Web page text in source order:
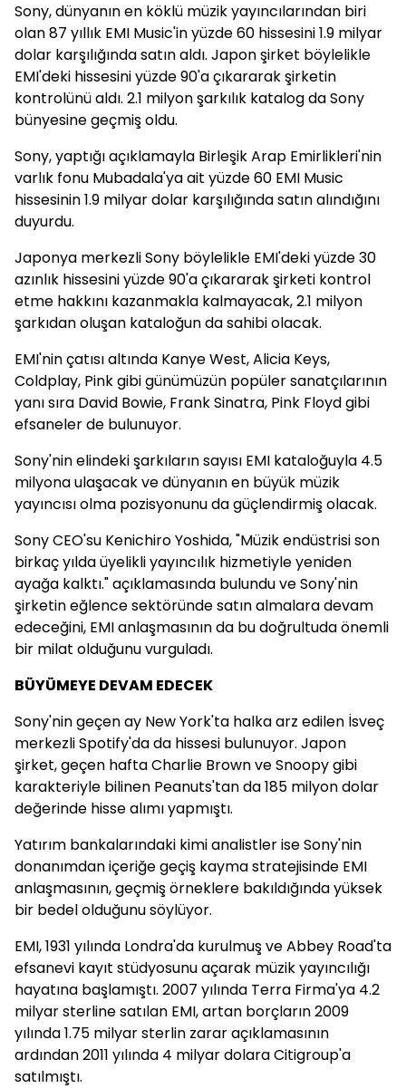
Sony, dünyanın en köklü müzik yayıncılarından biri
olan 87 yıllık EMI Music'in yüzde 60 hissesini 1.9 milyar
dolar karşılığında satın aldı. Japon şirket böylelikle
EMI'deki hissesini yüzde 90'a çıkararak şirketin
kontrolünü aldı. 2.1 milyon şarkılık katalog da Sony
bünyesine geçmiş oldu.
Sony, yaptığı açıklamayla Birleşik Arap Emirlikleri'nin
varlık fonu Mubadala'ya ait yüzde 60 EMI Music
hissesinin 1.9 milyar dolar karşılığında satın alındığını
duyurdu.
Japonya merkezli Sony böylelikle EMI'deki yüzde 30
azınlık hissesini yüzde 90'a çıkararak şirketi kontrol
etme hakkını kazanmakla kalmayacak, 2.1 milyon
şarkıdan oluşan kataloğun da sahibi olacak.
EMI'nin çatısı altında Kanye West, Alicia Keys,
Coldplay, Pink gibi günümüzün popüler sanatçılarının
yanı sıra David Bowie, Frank Sinatra, Pink Floyd gibi
efsaneler de bulunuyor.
Sony'nin elindeki şarkıların sayısı EMI kataloğuyla 4.5
milyona ulaşacak ve dünyanın en büyük müzik
yayıncısı olma pozisyonunu da güçlendirmiş olacak.
Sony CEO'su Kenichiro Yoshida, "Müzik endüstrisi son
birkaç yılda üyelikli yayıncılık hizmetiyle yeniden
ayağa kalktı." açıklamasında bulundu ve Sony'nin
şirketin eğlence sektöründe satın almalara devam
edeceğini, EMI anlaşmasının da bu doğrultuda önemli
bir milat olduğunu vurguladı.
BÜYÜMEYE DEVAM EDECEK
Sony'nin geçen ay New York'ta halka arz edilen İsveç
merkezli Spotify'da da hissesi bulunuyor. Japon
şirket, geçen hafta Charlie Brown ve Snoopy gibi
karakteriyle bilinen Peanuts'tan da 185 milyon dolar
değerinde hisse alımı yapmıştı.
Yatırım bankalarındaki kimi analistler ise Sony'nin
donanımdan içeriğe geçiş kayma stratejisinde EMI
anlaşmasının, geçmiş örneklere bakıldığında yüksek
bir bedel olduğunu söylüyor.
EMI, 1931 yılında Londra'da kurulmuş ve Abbey Road'ta
efsanevi kayıt stüdyosunu açarak müzik yayıncılığı
hayatına başlamıştı. 2007 yılında Terra Firma'ya 4.2
milyar sterline satılan EMI, artan borçların 2009
yılında 1.75 milyar sterlin zarar açıklamasının
ardından 2011 yılında 4 milyar dolara Citigroup'a
satılmıştı.